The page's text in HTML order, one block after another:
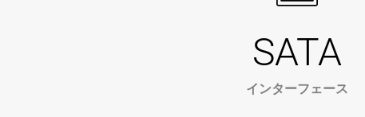
SATA
インターフェース